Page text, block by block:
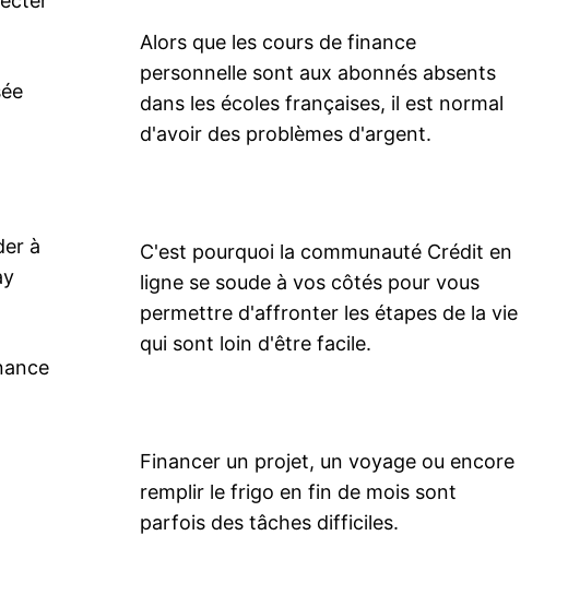
à
Alors que les cours de finance
personnelle sont aux abonnés absents
dans les écoles françaises, il est normal
d'avoir des problèmes d'argent.
C'est pourquoi la communauté Crédit en
ligne se soude à vos côtés pour vous
permettre d'affronter les étapes de la vie
qui sont loin d'être facile.
Financer un projet, un voyage ou encore
remplir le frigo en fin de mois sont
parfois des tâches difficiles.